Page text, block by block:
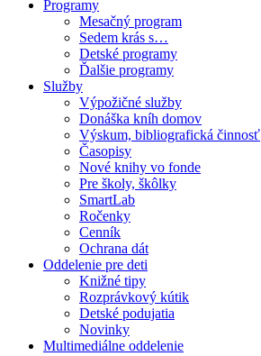
Programy
Mesačný program
Sedem krás s…
Detské programy
Ďalšie programy
Služby
Výpožičné služby
Donáška kníh domov
Výskum, bibliografická činnosť
Časopisy
Nové knihy vo fonde
Pre školy, škôlky
SmartLab
Ročenky
Cenník
Ochrana dát
Oddelenie pre deti
Knižné tipy
Rozprávkový kútik
Detské podujatia
Novinky
Multimediálne oddelenie